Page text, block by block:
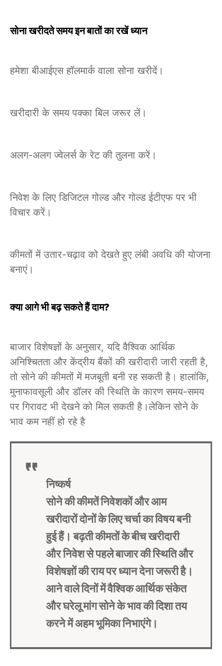
सोना खरीदते समय इन बातों का रखें ध्यान
हमेशा बीआईएस हॉलमार्क वाला सोना खरीदें।
खरीदारी के समय पक्का बिल जरूर लें।
अलग-अलग ज्वेलर्स के रेट की तुलना करें।
निवेश के लिए डिजिटल गोल्ड और गोल्ड ईटीएफ पर भी
विचार करें।
कीमतों में उतार-चढ़ाव को देखते हुए लंबी अवधि की योजना
बनाएं।
क्या आगे भी बढ़ सकते हैं दाम?
बाजार विशेषज्ञों के अनुसार, यदि वैश्विक आर्थिक
अनिश्चितता और केंद्रीय बैंकों की खरीदारी जारी रहती है,
तो सोने की कीमतों में मजबूती बनी रह सकती है। हालांकि,
मुनाफावसूली और डॉलर की स्थिति के कारण समय-समय
पर गिरावट भी देखने को मिल सकती है।लेकिन सोने के
भाव कम नहीं हो रहे है
निष्कर्ष
सोने की कीमतें निवेशकों और आम
खरीदारों दोनों के लिए चर्चा का विषय बनी
हुई हैं। बढ़ती कीमतों के बीच खरीदारी
और निवेश से पहले बाजार की स्थिति और
विशेषज्ञों की राय पर ध्यान देना जरूरी है।
आने वाले दिनों में वैश्विक आर्थिक संकेत
और घरेलू मांग सोने के भाव की दिशा तय
करने में अहम भूमिका निभाएंगे।